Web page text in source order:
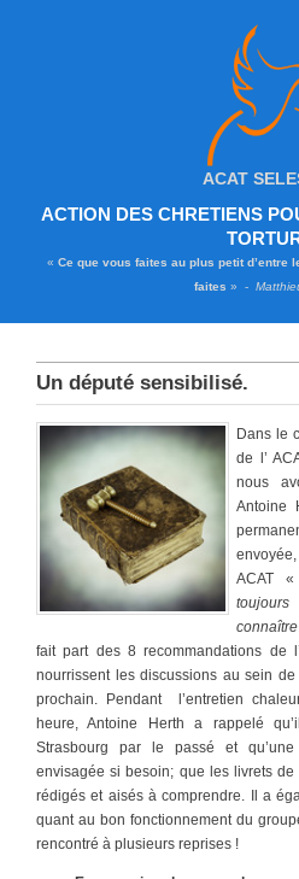
ACAT
ACTION DES CHRETIENS
« Ce que vous faites au plus petit d’entre
faites » -
Un député sensibilisé.
Dans le
de l’
nous
Antoine
ACAT
fait part des 8 recommandations de
nourrissent les discussions au sein de
prochain. Pendant l’entretien
heure, Antoine Herth a rappelé
Strasbourg par le passé et
envisagée si besoin; que les livrets de
rédigés et aisés à comprendre. Il a
quant au bon fonctionnement du
rencontré à plusieurs reprises !